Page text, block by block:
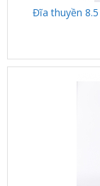
Đĩa thuyền